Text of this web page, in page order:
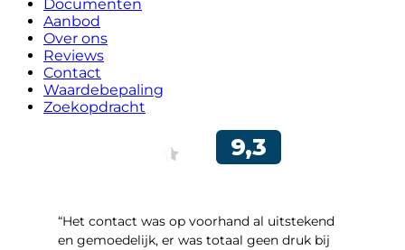
Documenten
Aanbod
Over ons
Reviews
Contact
Waardebepaling
Zoekopdracht
“Het contact was op voorhand al uitstekend
en gemoedelijk, er was totaal geen druk bij